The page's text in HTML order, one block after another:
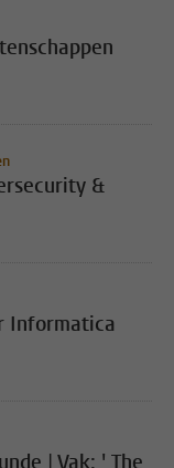
&
Informatica
| Vak: ' The